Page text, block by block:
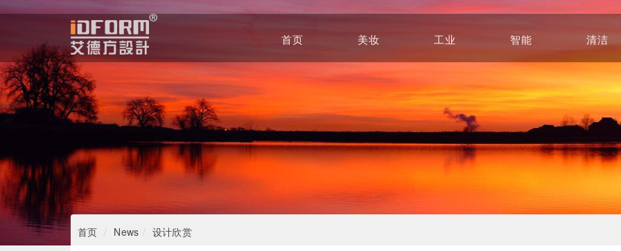
首页
美妆
工业
Intelligence
智能
清洁
首页 News 设计欣赏